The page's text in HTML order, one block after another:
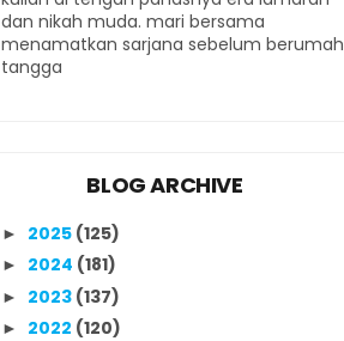
dan nikah muda. mari bersama
menamatkan sarjana sebelum berumah
tangga
BLOG ARCHIVE
► 2025 (125)
► 2024 (181)
► 2023 (137)
► 2022 (120)